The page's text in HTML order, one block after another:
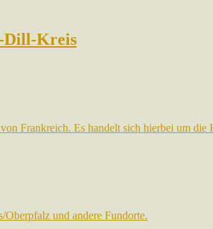
Dill-Kreis
Frankreich. Es handelt sich hierbei um die
und andere Fundorte.